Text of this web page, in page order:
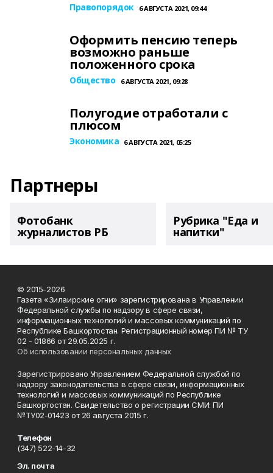
Правопорядок 6 АВГУСТА 2021, 09:44
Оформить пенсию теперь
возможно раньше
положенного срока
Общество 6 АВГУСТА 2021, 09:28
Полугодие отработали с
плюсом
Экономика 6 АВГУСТА 2021, 05:25
Партнеры
Фотобанк
журналистов РБ
Рубрика "Еда и
напитки"
© 2015-2026
Газета «Зилаирские огни» зарегистрирована в Управлении
Федеральной службы по надзору в сфере связи,
информационных технологий и массовых коммуникаций по
Республике Башкортостан. Регистрационный номер ПИ № ТУ
02 - 01866 от 29.05.2025 г.
Об использовании персональных данных
Зарегистрировано Управлением Федеральной службой по
надзору законодательства в сфере связи, информационных
технологий и массовых коммуникаций по Республике
Башкортостан. Свидетельство о регистрации СМИ: ПИ
№ТУ02-01423 от 26 августа 2015 г.
Телефон
(347) 522-14-32
Эл. почта